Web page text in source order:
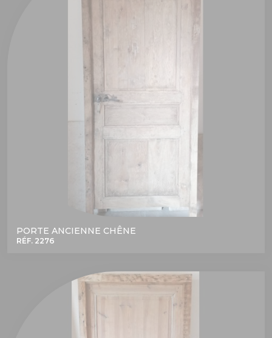
PORTE ANCIENNE CHÊNE
RÉF. 2276